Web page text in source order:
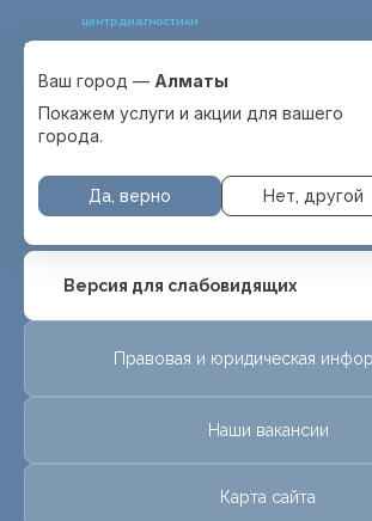
центр диагностики
Выбрать город
с. Отеген батыра
Ваш город — Алматы
Покажем услуги и акции для вашего
города.
Да, верно Нет, другой
Версия для слабовидящих
Правовая и юридическая
Наши вакансии
Карта сайта